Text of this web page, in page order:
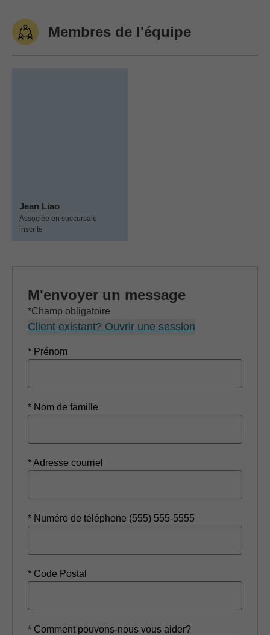
Membres de l'équipe
Jean Liao
Associée en succursale
inscrite
M'envoyer un message
*Champ obligatoire
Client existant? Ouvrir une session
* Prénom
* Nom de famille
* Adresse courriel
* Numéro de téléphone (555) 555-5555
* Code Postal
* Comment pouvons-nous vous aider?